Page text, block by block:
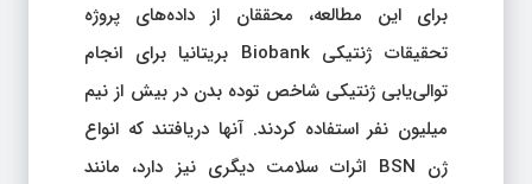
برای این مطالعه، محققان از داده‌های پروژه
تحقیقات ژنتیکی Biobank بریتانیا برای انجام
توالی‌یابی ژنتیکی شاخص توده بدن در بیش از نیم
میلیون نفر استفاده کردند. آنها دریافتند که انواع
ژن BSN اثرات سلامت دیگری نیز دارد، مانند